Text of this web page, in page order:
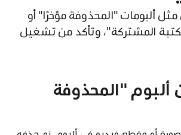
ألبومات "المحذوفة مؤخرًا" أو
المشتركة"، وتأكد من تشغيل
ألبوم "المحذوفة